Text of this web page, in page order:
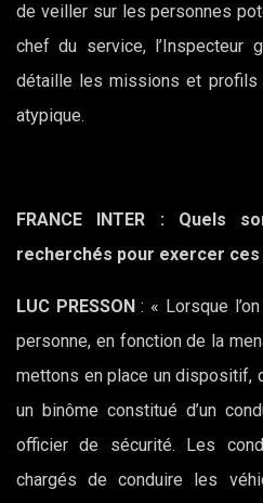
de veiller sur les personnes
chef du service, l’Inspecteur
détaille les missions et profils
atypique.
FRANCE INTER : Quels
recherchés pour exercer
LUC PRESSON : « Lorsque
personne, en fonction de la
mettons en place un dispositif,
un binôme constitué d’un
officier de sécurité. Les
chargés de conduire les